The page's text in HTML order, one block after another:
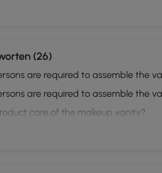
(26)
are required to assemble the
are required to assemble the
care of the makeup vanity?